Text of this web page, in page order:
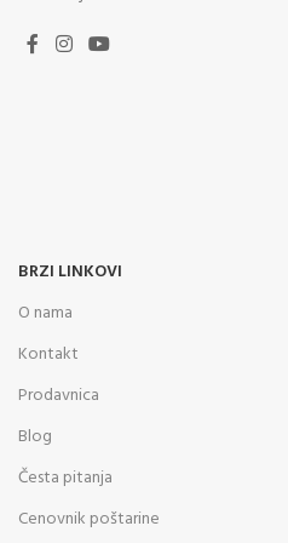
BRZI LINKOVI
O nama
Kontakt
Prodavnica
Blog
Česta pitanja
Cenovnik poštarine